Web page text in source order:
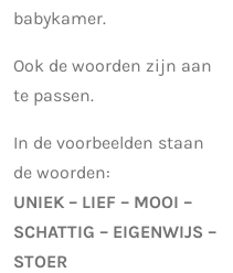
babykamer.
Ook de woorden zijn aan
te passen.
In de voorbeelden staan
de woorden:
UNIEK – LIEF – MOOI –
SCHATTIG – EIGENWIJS –
STOER